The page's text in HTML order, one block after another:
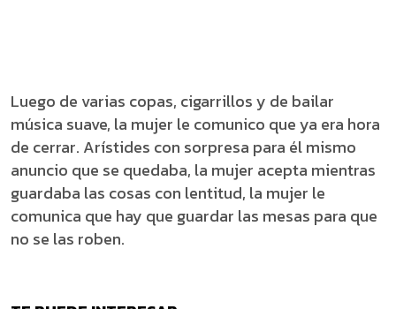
Luego de varias copas, cigarrillos y de bailar
música suave, la mujer le comunico que ya era hora
de cerrar. Arístides con sorpresa para él mismo
anuncio que se quedaba, la mujer acepta mientras
guardaba las cosas con lentitud, la mujer le
comunica que hay que guardar las mesas para que
no se las roben.